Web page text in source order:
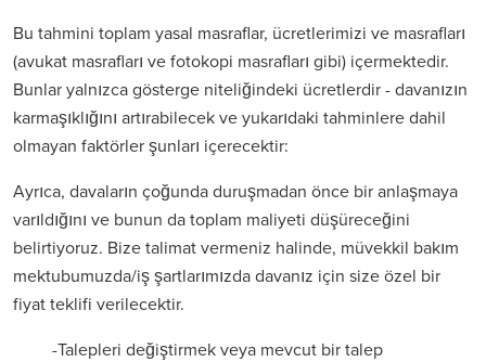
Bu tahmini toplam yasal masraflar, ücretlerimizi ve masrafları
(avukat masrafları ve fotokopi masrafları gibi) içermektedir.
Bunlar yalnızca gösterge niteliğindeki ücretlerdir - davanızın
karmaşıklığını artırabilecek ve yukarıdaki tahminlere dahil
olmayan faktörler şunları içerecektir:
Ayrıca, davaların çoğunda duruşmadan önce bir anlaşmaya
varıldığını ve bunun da toplam maliyeti düşüreceğini
belirtiyoruz. Bize talimat vermeniz halinde, müvekkil bakım
mektubumuzda/iş şartlarımızda davanız için size özel bir
fiyat teklifi verilecektir.
-Talepleri değiştirmek veya mevcut bir talep